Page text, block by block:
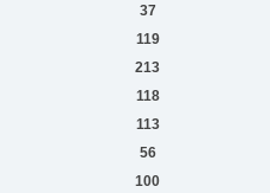
37
119
213
118
113
56
100